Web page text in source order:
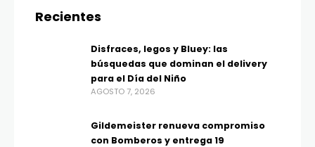
Recientes
Disfraces, legos y Bluey: las
búsquedas que dominan el delivery
para el Día del Niño
AGOSTO 7, 2026
Gildemeister renueva compromiso
con Bomberos y entrega 19